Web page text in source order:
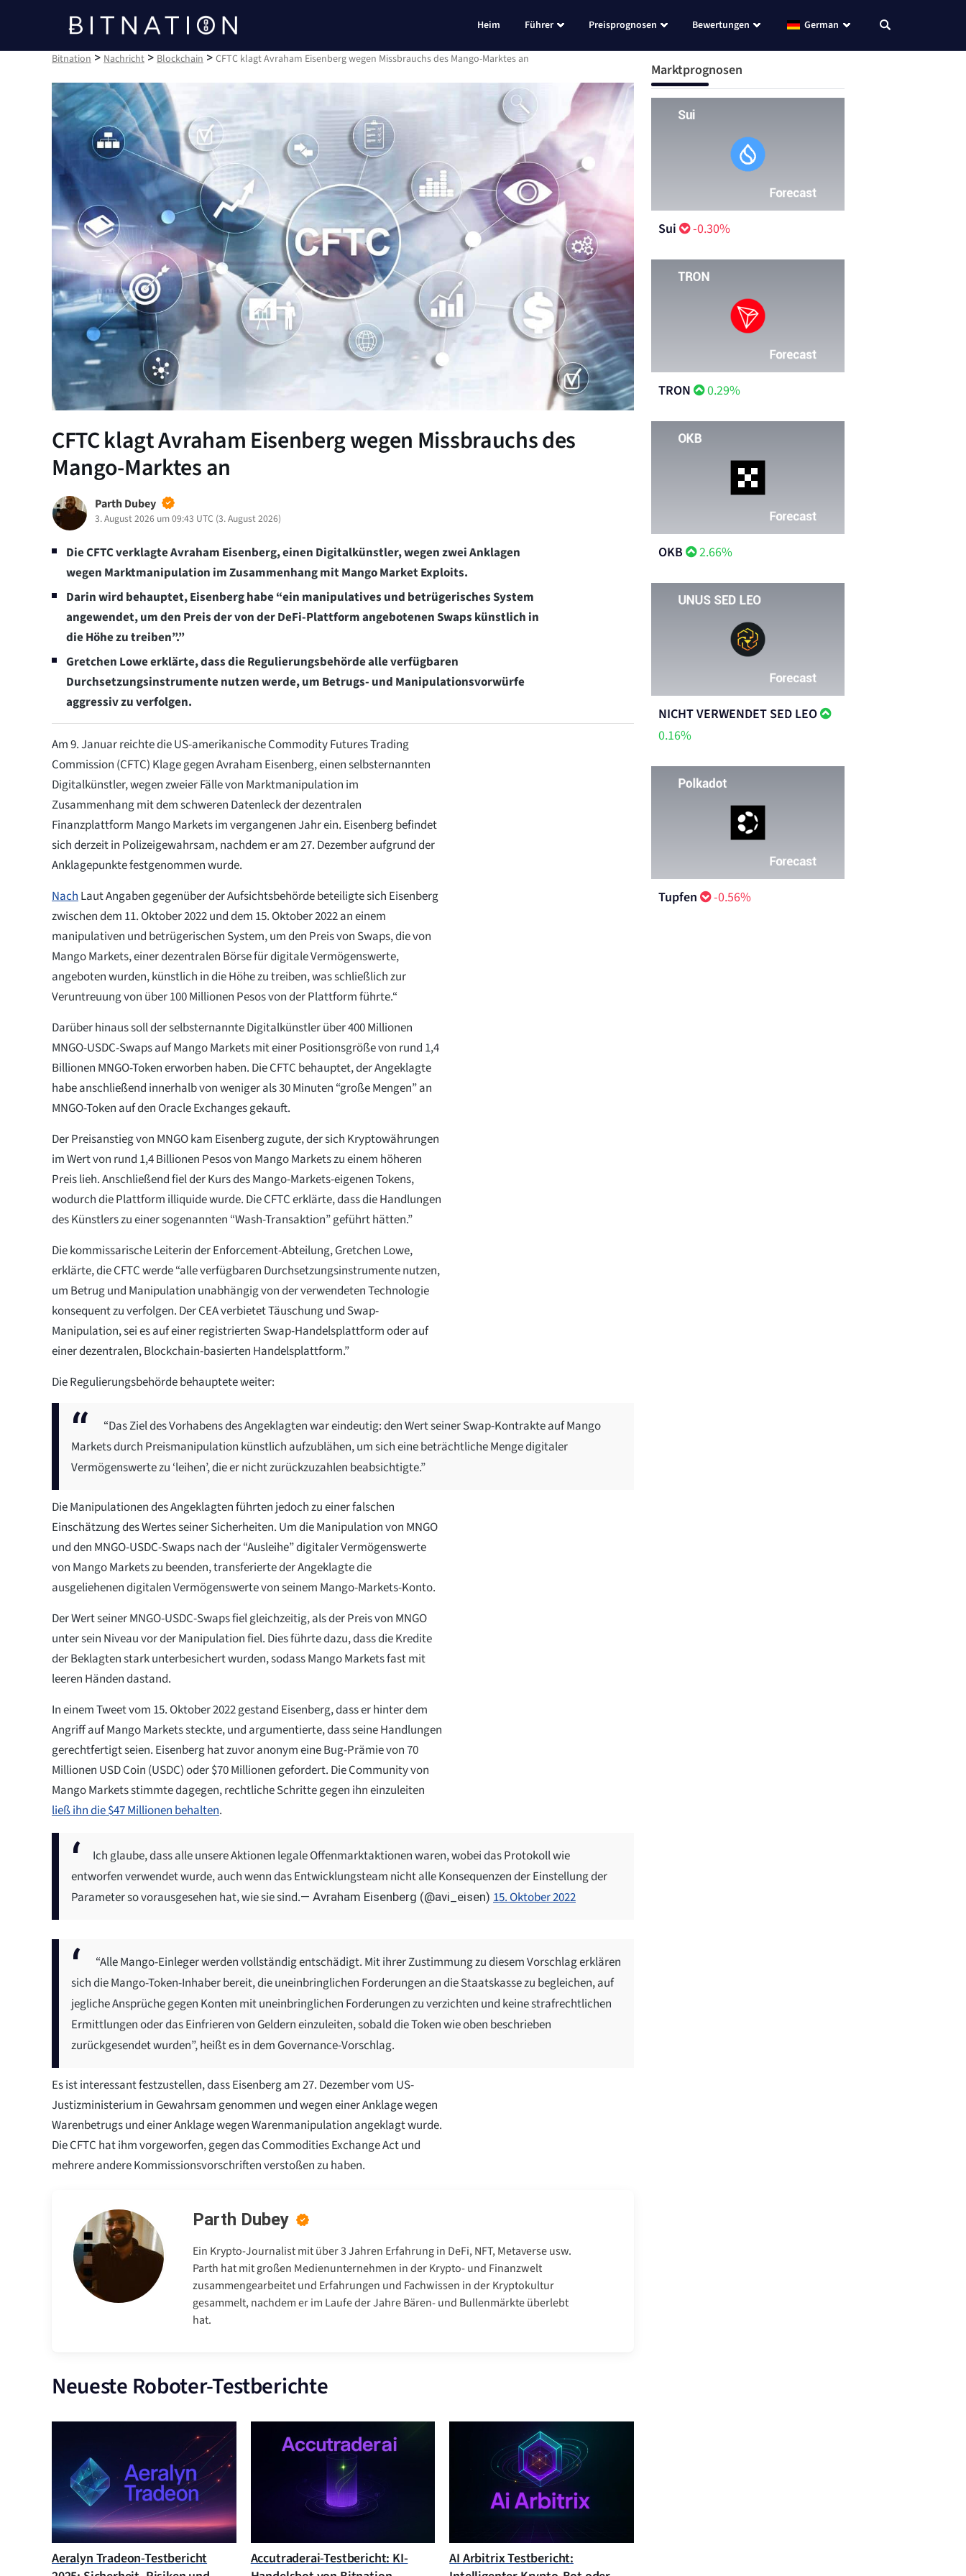
Bitnation
Heim Führer Preisprognosen Bewertungen German
Bitnation > Nachricht > Blockchain > CFTC klagt Avraham Eisenberg wegen Missbrauchs des Mango-Marktes an
CFTC klagt Avraham Eisenberg wegen Missbrauchs des
Mango-Marktes an
Parth Dubey
3. August 2026 um 09:43 UTC (3. August 2026)
Die CFTC verklagte Avraham Eisenberg, einen Digitalkünstler, wegen zwei Anklagen
wegen Marktmanipulation im Zusammenhang mit Mango Market Exploits.
Darin wird behauptet, Eisenberg habe “ein manipulatives und betrügerisches System
angewendet, um den Preis der von der DeFi-Plattform angebotenen Swaps künstlich in
die Höhe zu treiben”.”
Gretchen Lowe erklärte, dass die Regulierungsbehörde alle verfügbaren
Durchsetzungsinstrumente nutzen werde, um Betrugs- und Manipulationsvorwürfe
aggressiv zu verfolgen.
Am 9. Januar reichte die US-amerikanische Commodity Futures Trading
Commission (CFTC) Klage gegen Avraham Eisenberg, einen selbsternannten
Digitalkünstler, wegen zweier Fälle von Marktmanipulation im
Zusammenhang mit dem schweren Datenleck der dezentralen
Finanzplattform Mango Markets im vergangenen Jahr ein. Eisenberg befindet
sich derzeit in Polizeigewahrsam, nachdem er am 27. Dezember aufgrund der
Anklagepunkte festgenommen wurde.
Nach Laut Angaben gegenüber der Aufsichtsbehörde beteiligte sich Eisenberg
zwischen dem 11. Oktober 2022 und dem 15. Oktober 2022 an einem
manipulativen und betrügerischen System, um den Preis von Swaps, die von
Mango Markets, einer dezentralen Börse für digitale Vermögenswerte,
angeboten wurden, künstlich in die Höhe zu treiben, was schließlich zur
Veruntreuung von über 100 Millionen Pesos von der Plattform führte.“
Darüber hinaus soll der selbsternannte Digitalkünstler über 400 Millionen
MNGO-USDC-Swaps auf Mango Markets mit einer Positionsgröße von rund 1,4
Billionen MNGO-Token erworben haben. Die CFTC behauptet, der Angeklagte
habe anschließend innerhalb von weniger als 30 Minuten “große Mengen” an
MNGO-Token auf den Oracle Exchanges gekauft.
Der Preisanstieg von MNGO kam Eisenberg zugute, der sich Kryptowährungen
im Wert von rund 1,4 Billionen Pesos von Mango Markets zu einem höheren
Preis lieh. Anschließend fiel der Kurs des Mango-Markets-eigenen Tokens,
wodurch die Plattform illiquide wurde. Die CFTC erklärte, dass die Handlungen
des Künstlers zu einer sogenannten “Wash-Transaktion” geführt hätten.”
Die kommissarische Leiterin der Enforcement-Abteilung, Gretchen Lowe,
erklärte, die CFTC werde “alle verfügbaren Durchsetzungsinstrumente nutzen,
um Betrug und Manipulation unabhängig von der verwendeten Technologie
konsequent zu verfolgen. Der CEA verbietet Täuschung und Swap-
Manipulation, sei es auf einer registrierten Swap-Handelsplattform oder auf
einer dezentralen, Blockchain-basierten Handelsplattform.”
Die Regulierungsbehörde behauptete weiter:
“Das Ziel des Vorhabens des Angeklagten war eindeutig: den Wert seiner Swap-Kontrakte auf Mango
Markets durch Preismanipulation künstlich aufzublähen, um sich eine beträchtliche Menge digitaler
Vermögenswerte zu ‘leihen’, die er nicht zurückzuzahlen beabsichtigte.”
Die Manipulationen des Angeklagten führten jedoch zu einer falschen
Einschätzung des Wertes seiner Sicherheiten. Um die Manipulation von MNGO
und den MNGO-USDC-Swaps nach der “Ausleihe” digitaler Vermögenswerte
von Mango Markets zu beenden, transferierte der Angeklagte die
ausgeliehenen digitalen Vermögenswerte von seinem Mango-Markets-Konto.
Der Wert seiner MNGO-USDC-Swaps fiel gleichzeitig, als der Preis von MNGO
unter sein Niveau vor der Manipulation fiel. Dies führte dazu, dass die Kredite
der Beklagten stark unterbesichert wurden, sodass Mango Markets fast mit
leeren Händen dastand.
In einem Tweet vom 15. Oktober 2022 gestand Eisenberg, dass er hinter dem
Angriff auf Mango Markets steckte, und argumentierte, dass seine Handlungen
gerechtfertigt seien. Eisenberg hat zuvor anonym eine Bug-Prämie von 70
Millionen USD Coin (USDC) oder $70 Millionen gefordert. Die Community von
Mango Markets stimmte dagegen, rechtliche Schritte gegen ihn einzuleiten
ließ ihn die $47 Millionen behalten.
Ich glaube, dass alle unsere Aktionen legale Offenmarktaktionen waren, wobei das Protokoll wie
entworfen verwendet wurde, auch wenn das Entwicklungsteam nicht alle Konsequenzen der Einstellung der
Parameter so vorausgesehen hat, wie sie sind.— Avraham Eisenberg (@avi_eisen) 15. Oktober 2022
“Alle Mango-Einleger werden vollständig entschädigt. Mit ihrer Zustimmung zu diesem Vorschlag erklären
sich die Mango-Token-Inhaber bereit, die uneinbringlichen Forderungen an die Staatskasse zu begleichen, auf
jegliche Ansprüche gegen Konten mit uneinbringlichen Forderungen zu verzichten und keine strafrechtlichen
Ermittlungen oder das Einfrieren von Geldern einzuleiten, sobald die Token wie oben beschrieben
zurückgesendet wurden”, heißt es in dem Governance-Vorschlag.
Es ist interessant festzustellen, dass Eisenberg am 27. Dezember vom US-
Justizministerium in Gewahrsam genommen und wegen einer Anklage wegen
Warenbetrugs und einer Anklage wegen Warenmanipulation angeklagt wurde.
Die CFTC hat ihm vorgeworfen, gegen das Commodities Exchange Act und
mehrere andere Kommissionsvorschriften verstoßen zu haben.
Parth Dubey
Ein Krypto-Journalist mit über 3 Jahren Erfahrung in DeFi, NFT, Metaverse usw.
Parth hat mit großen Medienunternehmen in der Krypto- und Finanzwelt
zusammengearbeitet und Erfahrungen und Fachwissen in der Kryptokultur
gesammelt, nachdem er im Laufe der Jahre Bären- und Bullenmärkte überlebt
hat.
Neueste Roboter-Testberichte
Aeralyn Tradeon-Testbericht
Accutraderai-Testbericht: KI-
AI Arbitrix Testbericht:
Marktprognosen
Sui -0.30%
TRON 0.29%
OKB 2.66%
NICHT VERWENDET SED LEO
0.16%
Tupfen -0.56%